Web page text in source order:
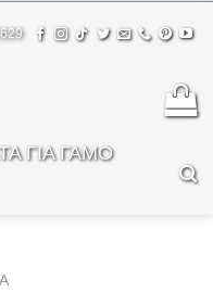
ΓΙΑ ΓΑΜΟ